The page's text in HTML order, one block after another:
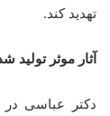
تهدید کند.
آثار موثر
دکتر عباسی در